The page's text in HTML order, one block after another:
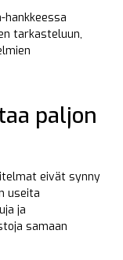
tarkasteluun,
paljon
eivät synny
useita
ja
samaan